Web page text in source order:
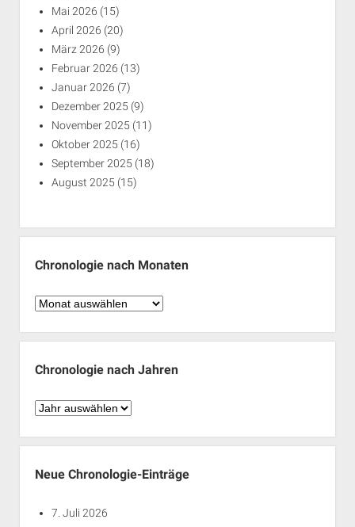
Mai 2026 (15)
April 2026 (20)
März 2026 (9)
Februar 2026 (13)
Januar 2026 (7)
Dezember 2025 (9)
November 2025 (11)
Oktober 2025 (16)
September 2025 (18)
August 2025 (15)
Chronologie nach Monaten
Chronologie
Monaten
Chronologie nach Jahren
Chronologie
Jahren
Neue Chronologie-Einträge
7. Juli 2026